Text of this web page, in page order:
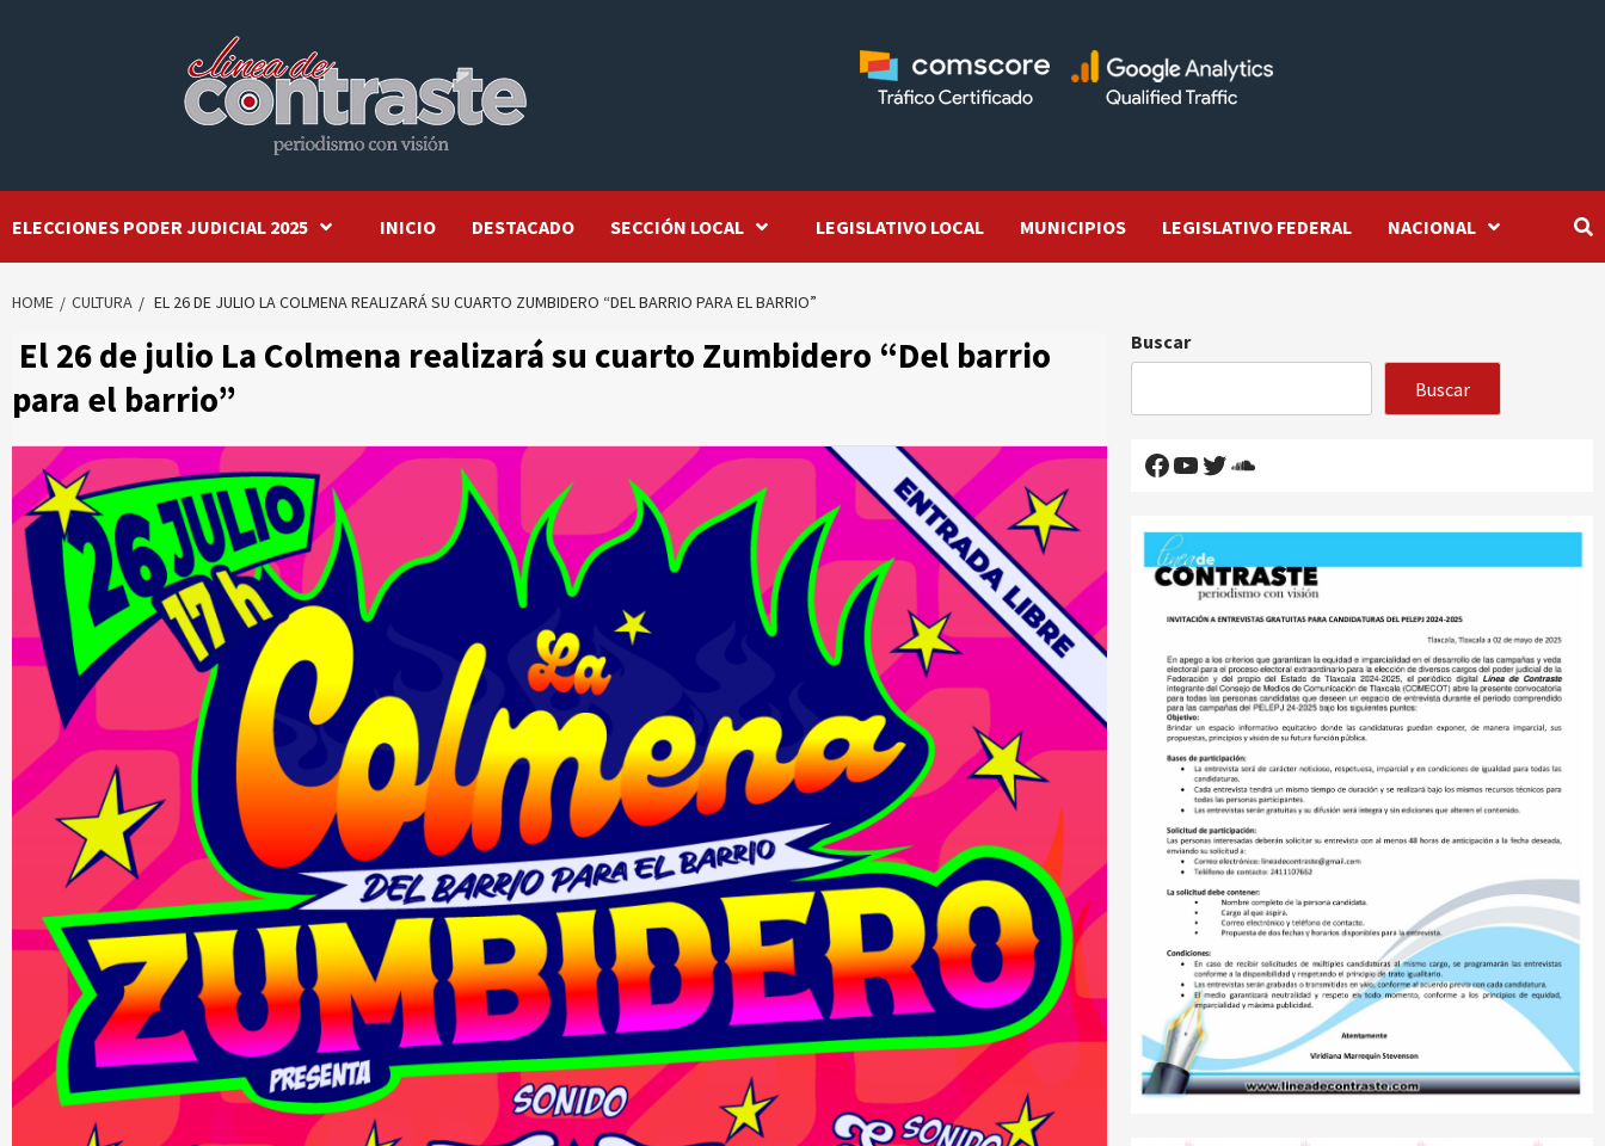
ELECCIONES PODER JUDICIAL 2025 INICIO DESTACADO SECCIÓN LOCAL LEGISLATIVO LOCAL MUNICIPIOS LEGISLATIVO FEDERAL NACIONAL
HOME CULTURA EL 26 DE JULIO LA COLMENA REALIZARÁ SU CUARTO ZUMBIDERO “DEL BARRIO PARA EL BARRIO”
El 26 de julio La Colmena realizará su cuarto Zumbidero “Del barrio
para el barrio”
Buscar
Buscar
Facebook
YouTube
Twitter
SoundCloud